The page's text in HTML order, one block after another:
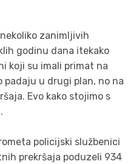
zanimljivih
godinu dana itekako
koji su imali primat na
padaju u drugi plan, no na
Evo kako stojimo s
policijski službenici
prekršaja poduzeli 934